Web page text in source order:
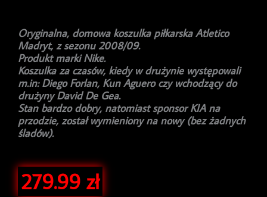
Oryginalna, domowa koszulka piłkarska Atletico
Madryt, z sezonu 2008/09.
Produkt marki Nike.
Koszulka za czasów, kiedy w drużynie występowali
m.in: Diego Forlan, Kun Aguero czy wchodzący do
drużyny David De Gea.
Stan bardzo dobry, natomiast sponsor KIA na
przodzie, został wymieniony na nowy (bez żadnych
śladów).
279.99 zł